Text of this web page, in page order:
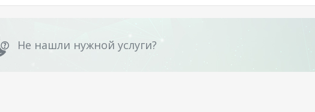
Не нашли нужной услуги?